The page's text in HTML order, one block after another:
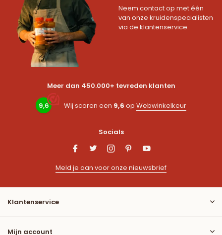
Neem contact op met één
van onze kruidenspecialisten
via de klantenservice.
Meer dan 450.000+ tevreden klanten
9,6 Wij scoren een 9,6 op Webwinkelkeur
Socials
Meld je aan voor onze nieuwsbrief
Klantenservice
Mijn account